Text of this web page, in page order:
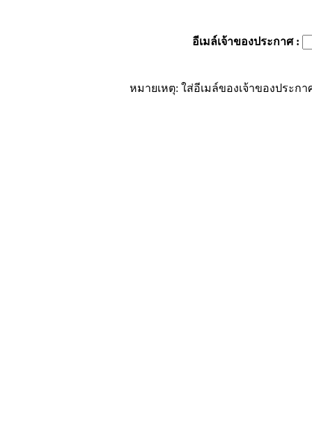
อีเมล์เจ้าของประกาศ:
หมายเหตุ: ใส่อีเมล์ของเจ้าของประก